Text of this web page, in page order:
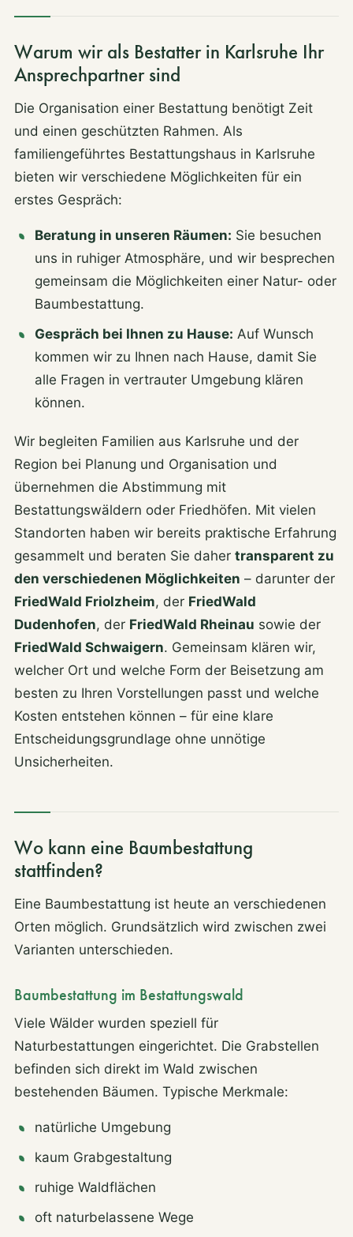
Warum wir als Bestatter in Karlsruhe Ihr
Ansprechpartner sind
Die Organisation einer Bestattung benötigt Zeit
und einen geschützten Rahmen. Als
familiengeführtes Bestattungshaus in Karlsruhe
bieten wir verschiedene Möglichkeiten für ein
erstes Gespräch:
Beratung in unseren Räumen: Sie besuchen
uns in ruhiger Atmosphäre, und wir besprechen
gemeinsam die Möglichkeiten einer Natur- oder
Baumbestattung.
Gespräch bei Ihnen zu Hause: Auf Wunsch
kommen wir zu Ihnen nach Hause, damit Sie
alle Fragen in vertrauter Umgebung klären
können.
Wir begleiten Familien aus Karlsruhe und der
Region bei Planung und Organisation und
übernehmen die Abstimmung mit
Bestattungswäldern oder Friedhöfen. Mit vielen
Standorten haben wir bereits praktische Erfahrung
gesammelt und beraten Sie daher transparent zu
den verschiedenen Möglichkeiten – darunter der
FriedWald Friolzheim, der FriedWald
Dudenhofen, der FriedWald Rheinau sowie der
FriedWald Schwaigern. Gemeinsam klären wir,
welcher Ort und welche Form der Beisetzung am
besten zu Ihren Vorstellungen passt und welche
Kosten entstehen können – für eine klare
Entscheidungsgrundlage ohne unnötige
Unsicherheiten.
Wo kann eine Baumbestattung
stattfinden?
Eine Baumbestattung ist heute an verschiedenen
Orten möglich. Grundsätzlich wird zwischen zwei
Varianten unterschieden.
Baumbestattung im Bestattungswald
Viele Wälder wurden speziell für
Naturbestattungen eingerichtet. Die Grabstellen
befinden sich direkt im Wald zwischen
bestehenden Bäumen. Typische Merkmale:
natürliche Umgebung
kaum Grabgestaltung
ruhige Waldflächen
oft naturbelassene Wege